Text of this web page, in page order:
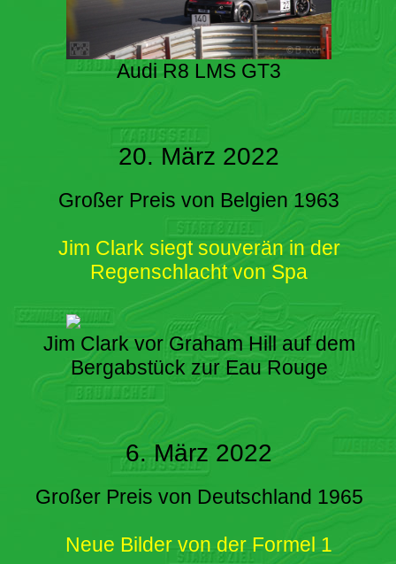
Audi R8 LMS GT3
20. März 2022
Großer Preis von Belgien 1963
Jim Clark siegt souverän in der
Regenschlacht von Spa
Jim Clark vor Graham Hill auf dem
Bergabstück zur Eau Rouge
6. März 2022
Großer Preis von Deutschland 1965
Neue Bilder von der Formel 1